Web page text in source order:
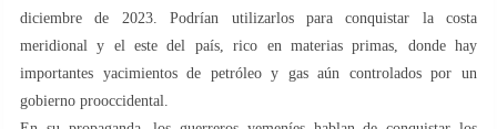
diciembre de 2023. Podrían utilizarlos para conquistar la costa
meridional y el este del país, rico en materias primas, donde hay
importantes yacimientos de petróleo y gas aún controlados por un
gobierno prooccidental.